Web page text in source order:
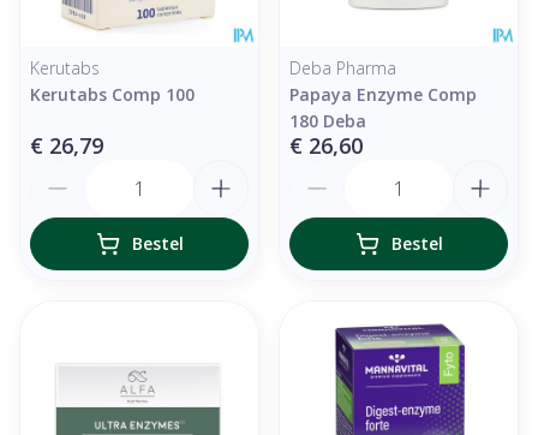
Kerutabs
Kerutabs Comp 100
€ 26,79
Bestel
Deba Pharma
Papaya Enzyme Comp
180 Deba
€ 26,60
Bestel